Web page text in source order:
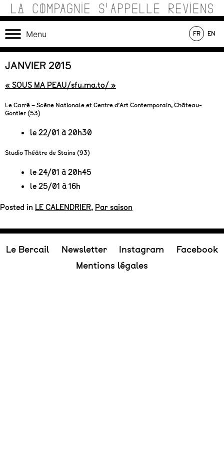
Skip
to
contentLa Compagnie s'Appelle
Théâtre de recherche où se croisent marionnettes,
matériaux, machines, acteurs et compositions sonores au
service d’une écriture poétique.
Menu FR EN
En tournée
JANVIER 2015
« SOUS MA PEAU/sfu.ma.to/ »
Le Carré – Scène Nationale et Centre d’Art Contemporain, Château-
Gontier (53)
le 22/01 à 20h30
Studio Théâtre de Stains (93)
le 24/01 à 20h45
le 25/01 à 16h
Posted in LE CALENDRIER, Par saison
Le Bercail Newsletter Instagram
Facebook
Mentions légales